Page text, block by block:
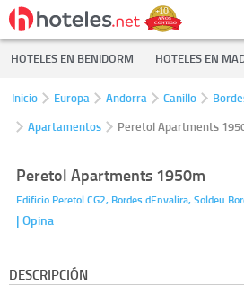
HOTELES EN BENIDORM HOTELES EN
Inicio Europa Andorra Canillo
Apartamentos
Peretol Apartments
Peretol Apartments 1950m
Edificio Peretol CG2, Bordes dEnvalira, Soldeu
| Opina
DESCRIPCIÓN